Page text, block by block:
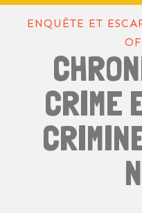
ENQUÊTE ET
CRIME